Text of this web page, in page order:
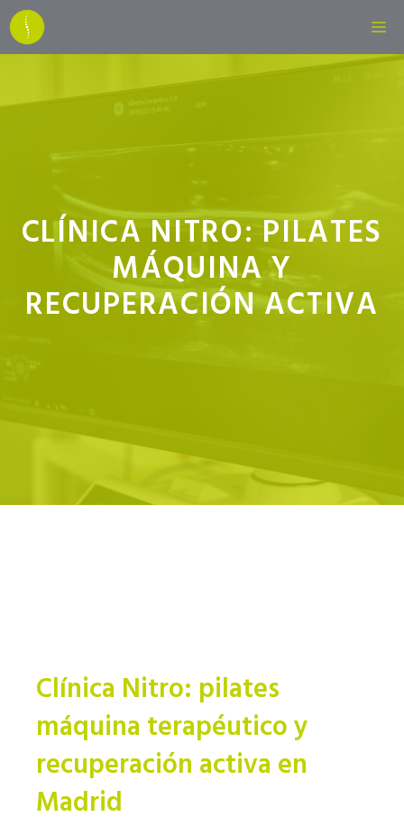
Saltar
al
CLÍNICA NITRO: PILATES
MÁQUINA Y
RECUPERACIÓN ACTIVA
Clínica Nitro: pilates
máquina terapéutico y
recuperación activa en
Madrid